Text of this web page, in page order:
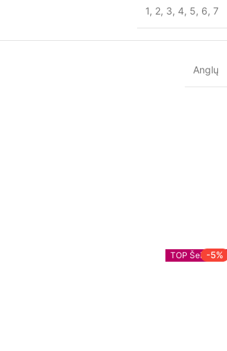
1, 2, 3, 4, 5, 6, 7
Anglų
TOP Šeimai!
-5%